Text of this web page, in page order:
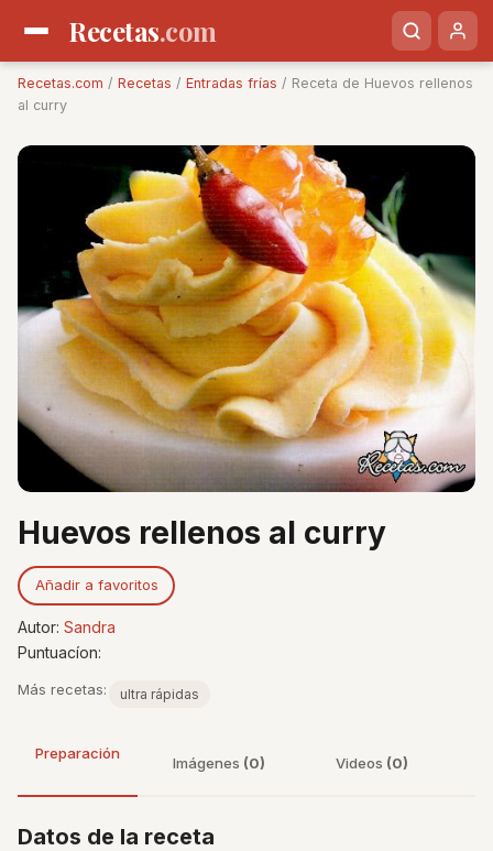
Recetas.com
Recetas.com / Recetas / Entradas frías / Receta de Huevos rellenos
al curry
Huevos rellenos al curry
Añadir a favoritos
Autor: Sandra
Puntuacíon:
Más recetas: ultra rápidas
Preparación
Imágenes (0) Videos (0)
Datos de la receta